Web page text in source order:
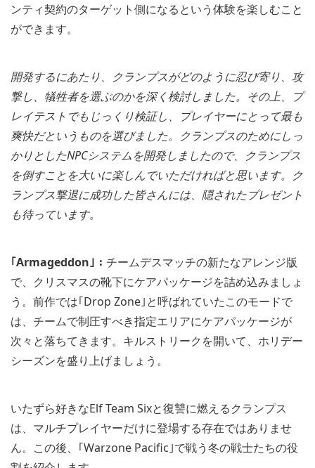
ンティ契約のターゲット側になるという体験を楽しむこと
ができます。
開発するにあたり、クランプスがどのように忍び寄り、攻
撃し、犠牲者を選ぶのかを深く検討しました。その上、プ
レイテストでもじっくり検証し、プレイヤーにとって最も
爽快だというものを選びました。クランプスのためにしっ
かりとしたNPCシステムを開発しましたので、クランプス
を倒すことを大いに楽しんでいただければと思います。ク
ランプス撃退に成功した皆さんには、隠されたプレゼント
も待っています。
｢Armageddon｣： チームデスマッチの新たなアレンジ版
で、クリスマスの靴下にケアパッケージを詰め込みましょ
う。前作では｢Drop Zone｣と呼ばれていたこのモードで
は、チームで制圧すべき指定エリアにケアパッケージが
次々と落ちてきます。キルストリークを開いて、ホリデー
シーズンを盛り上げましょう。
いたずら好きなElf Team Sixと復讐に燃えるクランプス
は、マルチプレイヤーだけに登場する存在ではありませ
ん。この後、｢Warzone Pacific｣で戦う冬の戦士たちの役